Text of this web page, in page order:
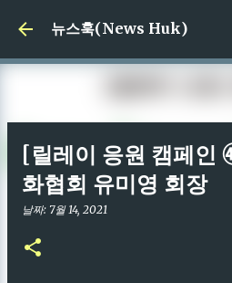
기본 콘텐츠로
뉴스훅(News Huk)
[릴레이 응원 캠페인
화협회 유미영 회장
날짜: 7월 14, 2021